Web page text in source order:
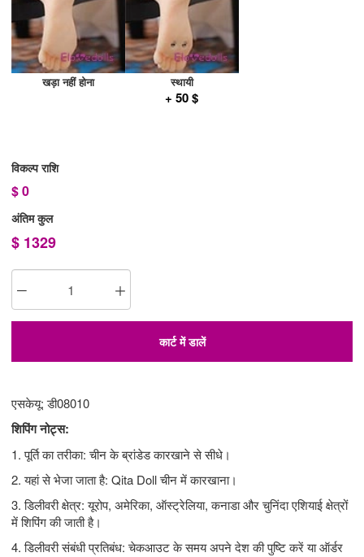
खड़ा नहीं होना स्थायी
+ 50 $
विकल्प राशि
$0
अंतिम कुल
$ 1329
कार्ट में डालें
एसकेयू: डी08010
शिपिंग नोट्स:
1. पूर्ति का तरीका: चीन के ब्रांडेड कारखाने से सीधे।
2. यहां से भेजा जाता है: Qita Doll चीन में कारखाना।
3. डिलीवरी क्षेत्र: यूरोप, अमेरिका, ऑस्ट्रेलिया, कनाडा और चुनिंदा एशियाई क्षेत्रों
में शिपिंग की जाती है।
4. डिलीवरी संबंधी प्रतिबंध: चेकआउट के समय अपने देश की पुष्टि करें या ऑर्डर